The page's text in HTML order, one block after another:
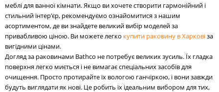
меблі для ванної кімнати. Якщо ви хочете створити гармонійний і
стильний інтер'єр, рекомендуємо ознайомитися з нашим
асортиментом, де ви знайдете великий вибір моделей за
привабливою ціною. Ви можете легко купити раковину в Харковіза
вигідними цінами.
Догляд за раковинами Bathco не потребує великих зусиль. Їх гладка
поверхня легко миється і не вимагає спеціальних засобів для
очищення. Просто протирайте їх вологою ганчіркою, і вони завжди
будуть виглядати як нові. Це робить їх ідеальним вибором для тих,